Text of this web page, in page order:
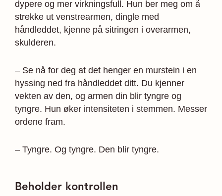
dypere og mer virkningsfull. Hun ber meg om å
strekke ut venstrearmen, dingle med
håndleddet, kjenne på sitringen i overarmen,
skulderen.
– Se nå for deg at det henger en murstein i en
hyssing ned fra håndleddet ditt. Du kjenner
vekten av den, og armen din blir tyngre og
tyngre. Hun øker intensiteten i stemmen. Messer
ordene fram.
– Tyngre. Og tyngre. Den blir tyngre.
Beholder kontrollen